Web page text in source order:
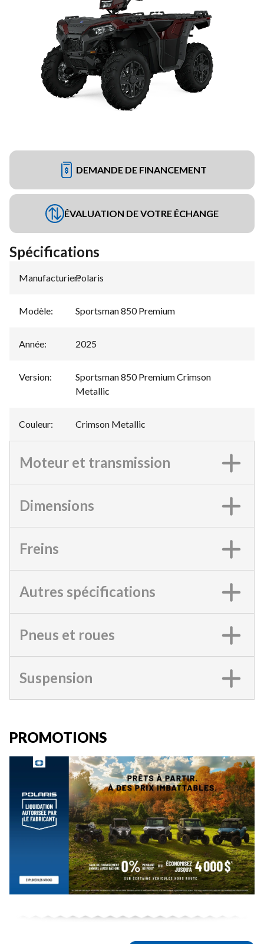
DEMANDE DE FINANCEMENT
ÉVALUATION DE VOTRE ÉCHANGE
Spécifications
Manufacturier:
Polaris
Modèle: Sportsman 850 Premium
Année: 2025
Version:
Sportsman 850 Premium Crimson
Metallic
Couleur: Crimson Metallic
Moteur et transmission
Dimensions
Freins
Autres spécifications
Pneus et roues
Suspension
PROMOTIONS